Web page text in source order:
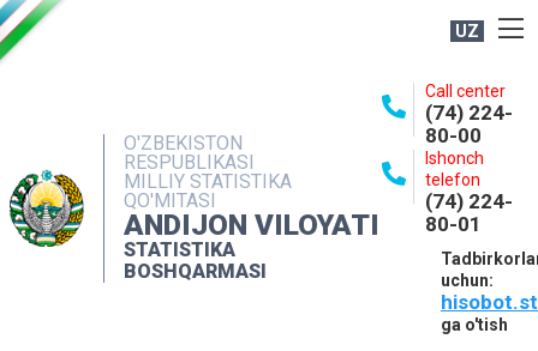
UZ
O'ZBEKISTON
RESPUBLIKASI
MILLIY STATISTIKA
QO'MITASI
ANDIJON VILOYATI
STATISTIKA
BOSHQARMASI
Call center
(74) 224-
80-00
Ishonch
telefon
(74) 224-
80-01
uchun:
ga o'tish
NASHRLAR
INTERAKTIV XIZMATLAR
MATBUOT XIZMATI
MUROJAATLAR